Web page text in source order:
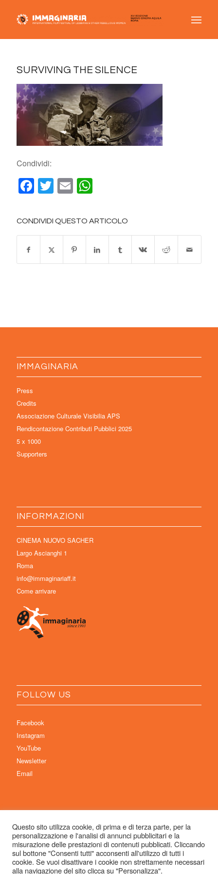
SURVIVING THE SILENCE
Condividi:
Facebook
Twitter
EmailWhatsApp
CONDIVIDI QUESTO ARTICOLO
IMMAGINARIA
Press
Credits
Associazione Culturale Visibilia APS
Rendicontazione Contributi Pubblici 2025
5 x 1000
Supporters
INFORMAZIONI
CINEMA NUOVO SACHER
Largo Ascianghi 1
Roma
info@immaginariaff.it
Come arrivare
FOLLOW US
Facebook
Instagram
YouTube
Newsletter
Email
© Copyright 2026 Immaginaria International Film Festival - Un progetto di:
Associazione Culturale Visibilia APS – Sede legale: Studio Commercialista
Dott.ssa Michela Sabattini, via D’Azeglio 71, 40123 Bologna –
Questo sito utilizza cookie, di prima e di terza parte, per la
personalizzazione e l'analisi di annunci pubblicitari e la
misurazione delle prestazioni di contenuti pubblicati. Cliccando
sul bottone "Consenti tutti" acconsenti all'utilizzo di tutti i
cookie. Se vuoi disattivare i cookie non strettamente necessari
alla navigazione del sito clicca su "Personalizza".